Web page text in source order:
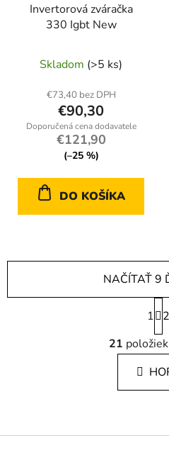
Invertorová zváračka
330 Igbt New
Skladom (>5 ks)
€73,40 bez DPH
€90,30
€121,90
(–25 %)
DO KOŠÍKA
O
v
l
á
d
i
NAČÍTAŤ 9
S
t
r
á
n
k
i
1
2
21